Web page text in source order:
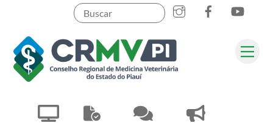
content
InstagramFacebook